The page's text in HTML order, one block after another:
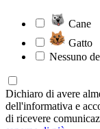
Cane
Gatto
Nessuno
Dichiaro di avere
dell'informativa e
di ricevere